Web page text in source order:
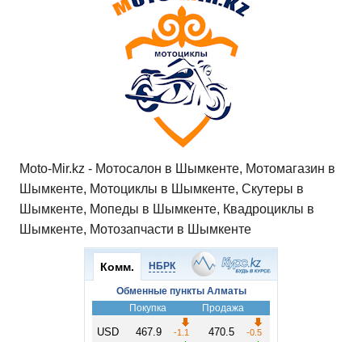
Moto-Mir.kz - Мотосалон в Шымкенте, Мотомагазин в
Шымкенте, Мотоциклы в Шымкенте, Скутеры в
Шымкенте, Мопеды в Шымкенте, Квадроциклы в
Шымкенте, Мотозапчасти в Шымкенте